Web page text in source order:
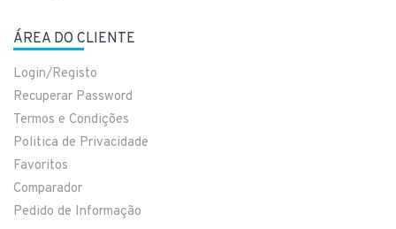
ÁREA DO CLIENTE
Login/Registo
Recuperar Password
Termos e Condições
Politica de Privacidade
Favoritos
Comparador
Pedido de Informação